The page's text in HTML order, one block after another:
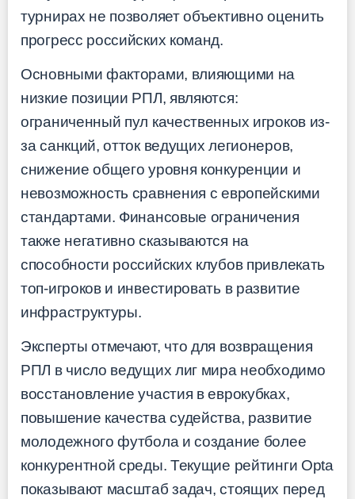
турнирах не позволяет объективно оценить
прогресс российских команд.
Основными факторами, влияющими на
низкие позиции РПЛ, являются:
ограниченный пул качественных игроков из-
за санкций, отток ведущих легионеров,
снижение общего уровня конкуренции и
невозможность сравнения с европейскими
стандартами. Финансовые ограничения
также негативно сказываются на
способности российских клубов привлекать
топ-игроков и инвестировать в развитие
инфраструктуры.
Эксперты отмечают, что для возвращения
РПЛ в число ведущих лиг мира необходимо
восстановление участия в еврокубках,
повышение качества судейства, развитие
молодежного футбола и создание более
конкурентной среды. Текущие рейтинги Opta
показывают масштаб задач, стоящих перед